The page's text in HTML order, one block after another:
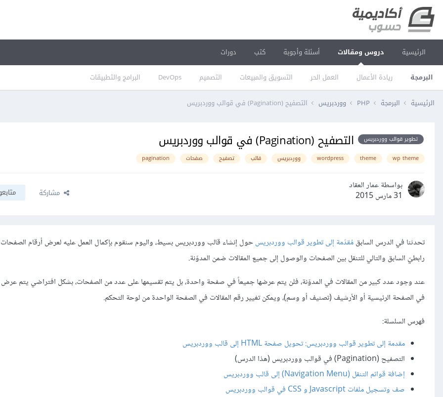
الرئيسية دروس ومقالات
البرمجة ريادة الأعمال العمل الحر التسويق والمبيعات التصميم DevOps البرامج والتطبيقات
أسئلة وأجوبة كتب دورات
الرئيسية البرمجة PHP ووردبريس التصفيح (Pagination) في قوالب ووردبريس
تطوير قوالب ووردبريس التصفيح (Pagination) في قوالب ووردبريس
wp theme
theme
wordpress ووردبريس قالب تصفيح صفحات pagination
بواسطة عمار العقاد
31 مارس 2015
مشاركة
تحدثنا في الدرس السابقمُقدّمة إلى تطوير قوالب ووردبريسحول إنشاء قالب ووردبريس بسيط، واليوم سنقوم بإكمال العمل عليه لعرض أرقام
رابطيّ السابق والتالي للتنقل بين الصفحات والوصول إلى جميع المقالات ضمن المدوّنة.
في الصفحة الرئيسية أو الأرشيف (تصنيف أو وسم)، ويمكن تغيير رقم المقالات في الصفحة الواحدة من لوحة التحكم.
فهرس السلسلة:
مقدمة إلى تطوير قوالب ووردبريس: تحويل صفحة HTML إلى قالب ووردبريس
التصفيح (Pagination) في قوالب ووردبريس (هذا الدرس)
إضافة قوائم التنقل (Navigation Menu) إلى قالب ووردبريس
صف وتسجيل ملفات Javascript و CSS في قوالب ووردبريس